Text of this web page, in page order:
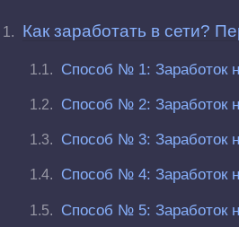
Как заработать в сети?
Способ № 1: Заработок
Способ № 2: Заработок
Способ № 3: Заработок
Способ № 4: Заработок
Способ № 5: Заработок